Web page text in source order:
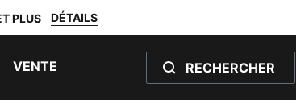
PLUS DÉTAILS
VENTE RECHERCHER